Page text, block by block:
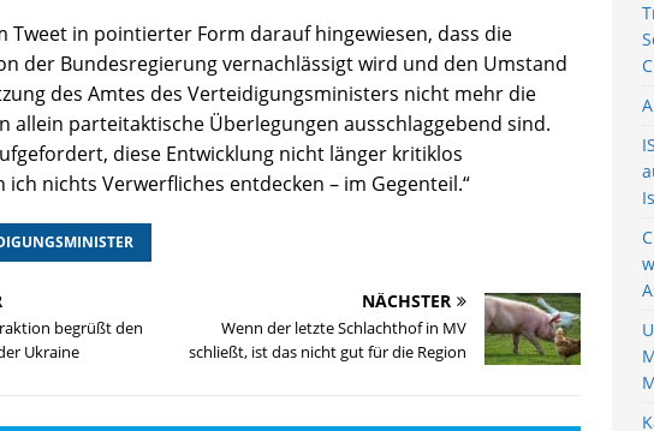
Tweet in pointierter Form darauf hingewiesen, dass die
der Bundesregierung vernachlässigt wird und den Umstand
des Amtes des Verteidigungsministers nicht mehr die
allein parteitaktische Überlegungen ausschlaggebend sind.
diese Entwicklung nicht länger kritiklos
nichts Verwerfliches entdecken – im Gegenteil.“
begrüßt den
Ukraine
NÄCHSTER
Wenn der letzte Schlachthof in MV
schließt, ist das nicht gut für die Region